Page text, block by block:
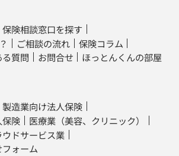
保険相談窓口を探す
ご相談の流れ
保険コラム
る質問 お問合せ ほっとんくんの部屋
製造業向け法人保険
険
医療業（美容、クリニック）
ドサービス業
ォーム